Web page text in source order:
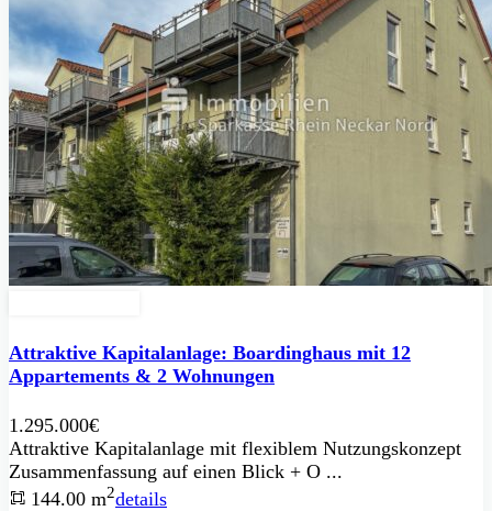
Attraktive Kapitalanlage: Boardinghaus mit 12
Appartements & 2 Wohnungen
1.295.000€
Attraktive Kapitalanlage mit flexiblem Nutzungskonzept
Zusammenfassung auf einen Blick + O ...
144.00 m2details